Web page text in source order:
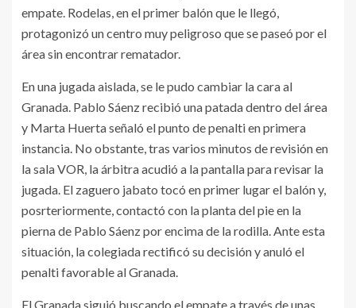
empate. Rodelas, en el primer balón que le llegó,
protagonizó un centro muy peligroso que se paseó por el
área sin encontrar rematador.
En una jugada aislada, se le pudo cambiar la cara al
Granada. Pablo Sáenz recibió una patada dentro del área
y Marta Huerta señaló el punto de penalti en primera
instancia. No obstante, tras varios minutos de revisión en
la sala VOR, la árbitra acudió a la pantalla para revisar la
jugada. El zaguero jabato tocó en primer lugar el balón y,
posrteriormente, contactó con la planta del pie en la
pierna de Pablo Sáenz por encima de la rodilla. Ante esta
situación, la colegiada rectificó su decisión y anuló el
penalti favorable al Granada.
El Granada siguió buscando el empate a través de unas